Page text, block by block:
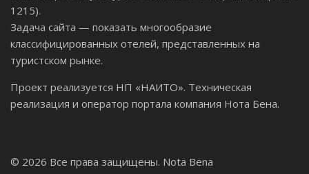
1215).
Задача сайта — показать многообразие
классифицированных отелей, представленных на
туристском рынке.
Проект реализуется НП «НАИТО». Техническая
реализация и оператор портала компания Нота Бена.
© 2026 Все права защищены. Nota Bena